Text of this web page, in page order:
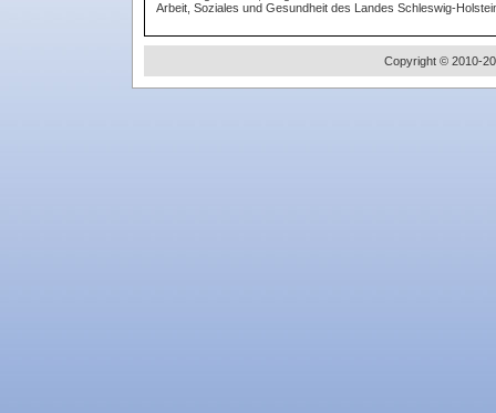
Arbeit, Soziales und Gesundheit des Landes Schleswig-
Copyright © 2010-